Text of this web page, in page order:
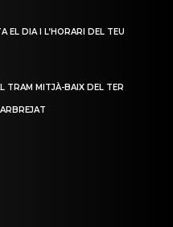
EL DIA I L’HORARI DEL TEU
TRAM MITJÀ-BAIX DEL TER